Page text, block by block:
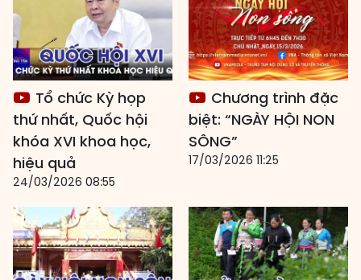
Tổ chức Kỳ họp
thứ nhất, Quốc hội
khóa XVI khoa học,
hiệu quả
24/03/2026 08:55
Chương trình đặc
biệt: “NGÀY HỘI NON
SÔNG”
17/03/2026 11:25